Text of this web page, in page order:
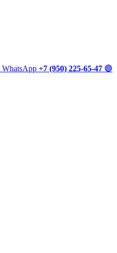
WhatsApp +7 (950) 225-65-47 🟣